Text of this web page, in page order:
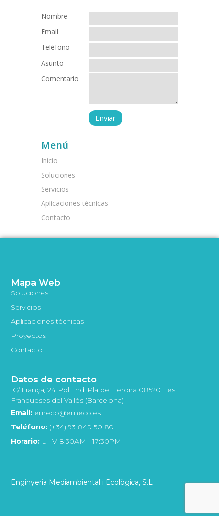
Nombre
Email
Teléfono
Asunto
Comentario
Menú
Inicio
Soluciones
Servicios
Aplicaciones técnicas
Contacto
Enginyeria Mediambiental i Ecològica, S.L.
Mapa Web
Soluciones
Servicios
Aplicaciones técnicas
Proyectos
Contacto
Datos de contacto
C/ França, 24 Pol. Ind. Pla de Llerona 08520 Les
Franqueses del Vallès (Barcelona)
Email: emeco@emeco.es
Teléfono: (+34) 93 840 50 80
Horario: L - V 8:30AM - 17:30PM